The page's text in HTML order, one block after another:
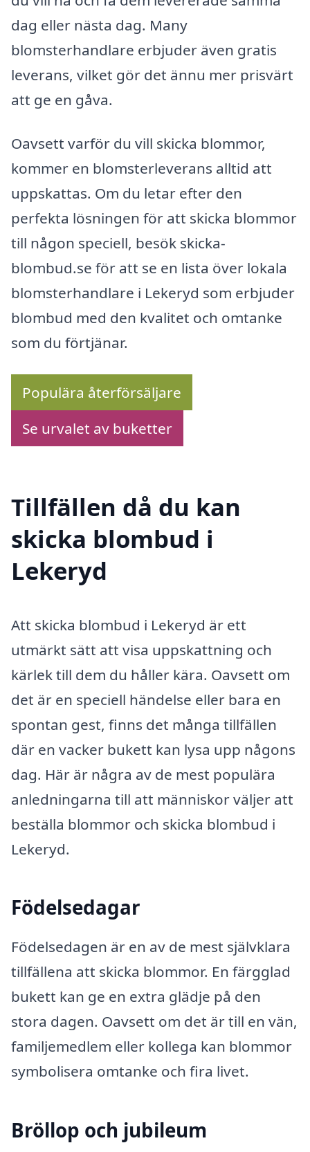
dag eller nästa dag. Many
blomsterhandlare erbjuder även gratis
leverans, vilket gör det ännu mer prisvärt
att ge en gåva.
Oavsett varför du vill skicka blommor,
kommer en blomsterleverans alltid att
uppskattas. Om du letar efter den
perfekta lösningen för att skicka blommor
till någon speciell, besök skicka-
blombud.se för att se en lista över lokala
blomsterhandlare i Lekeryd som erbjuder
blombud med den kvalitet och omtanke
som du förtjänar.
Populära återförsäljare
Se urvalet av buketter
Tillfällen då du kan
skicka blombud i
Lekeryd
Att skicka blombud i Lekeryd är ett
utmärkt sätt att visa uppskattning och
kärlek till dem du håller kära. Oavsett om
det är en speciell händelse eller bara en
spontan gest, finns det många tillfällen
där en vacker bukett kan lysa upp någons
dag. Här är några av de mest populära
anledningarna till att människor väljer att
beställa blommor och skicka blombud i
Lekeryd.
Födelsedagar
Födelsedagen är en av de mest självklara
tillfällena att skicka blommor. En färgglad
bukett kan ge en extra glädje på den
stora dagen. Oavsett om det är till en vän,
familjemedlem eller kollega kan blommor
symbolisera omtanke och fira livet.
Bröllop och jubileum